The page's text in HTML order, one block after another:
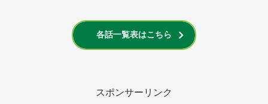
各話一覧表はこちら
スポンサーリンク